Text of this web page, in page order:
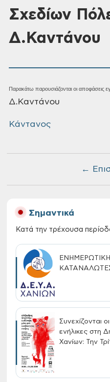
←
Σχεδίων
Δ.Καντάνου
Παρακάτω παρουσιάζονται οι αποφάσεις
Δ.Καντάνου
Κάντανος
Σημαντικά
Κατά την τρέχουσα
Συνεχίζονται
ενήλικες στη
Χανίων: Την